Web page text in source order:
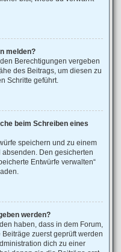
melden?
Berechtigungen vergeben
des Beitrags, um diesen zu
Schritte geführt.
beim Schreiben eines
speichern und zu einem
Den gesicherten
Entwürfe verwalten“
werden?
haben, dass in dem Forum,
zuerst geprüft werden
dich zu einer